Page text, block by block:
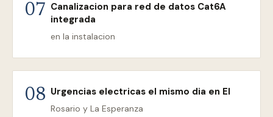
07 Canalizacion para red de datos Cat6A
integrada
en la instalacion
08 Urgencias electricas el mismo dia en El
Rosario y La Esperanza